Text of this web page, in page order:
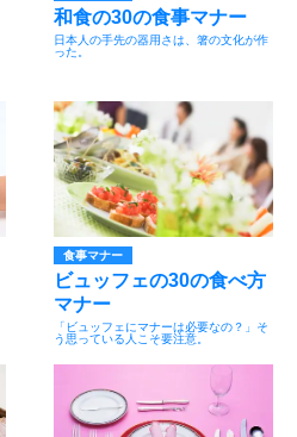
和食の30の食事マナー
日本人の手先の器用さは、箸の文化が作
った。
食事マナー
ビュッフェの30の食べ方
マナー
「ビュッフェにマナーは必要なの？」そ
う思っている人こそ要注意。